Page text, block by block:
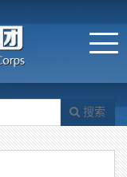
搜索